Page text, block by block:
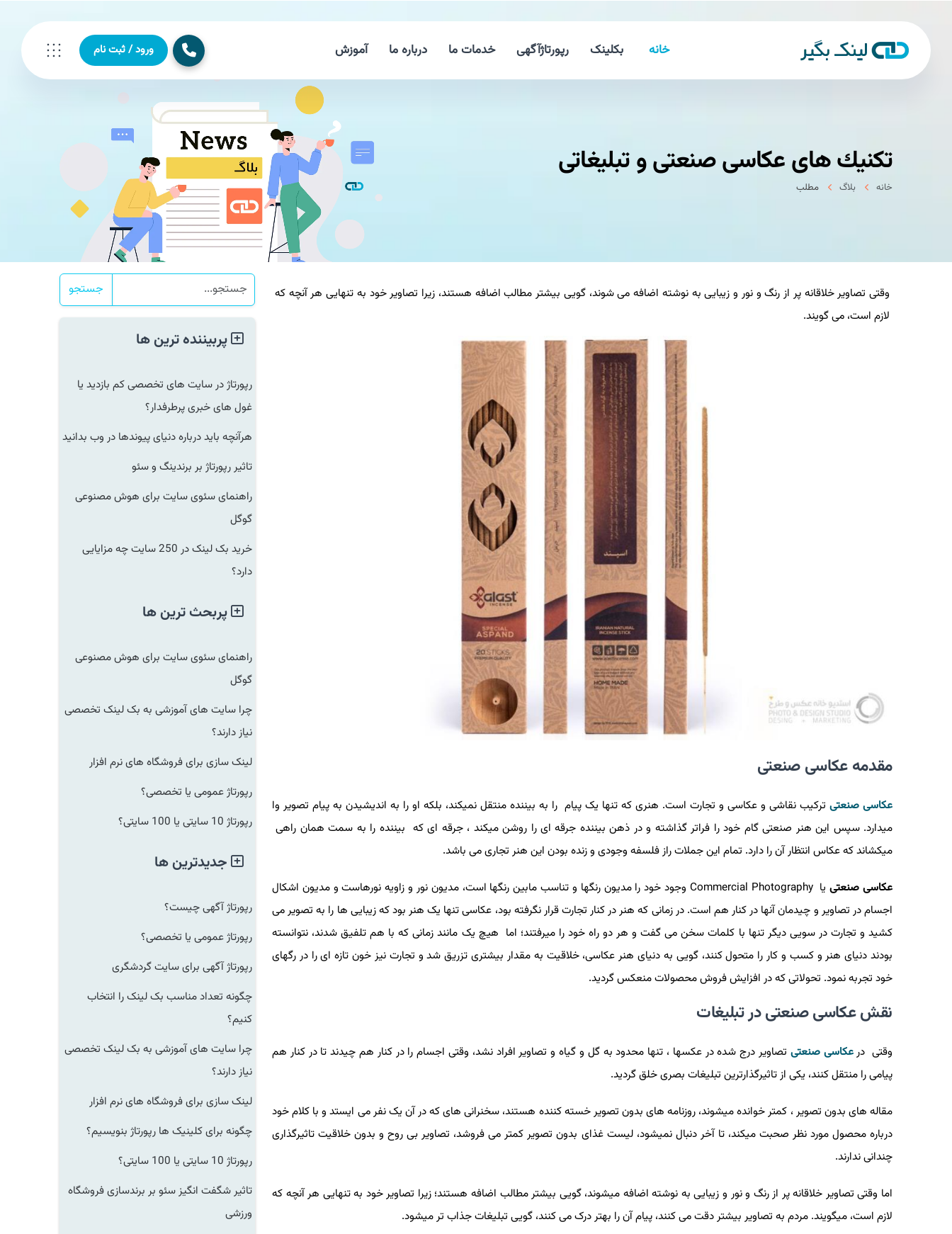
خانه بکلینک رپورتاژآگهی خدمات ما درباره ما آموزش ورود / ثبت نام
تكنیك های عكاسی صنعتی و تبلیغاتی
خانه بلاگ مطلب
وقتی تصاویر خلاقانه پر از رنگ و نور و زیبایی به نوشته اضافه می شوند، گویی بیشتر مطالب اضافه هستند، زیرا تصاویر خود به تنهایی هر آنچه كه
لازم است، می گویند.
مقدمه عکاسی صنعتی
عکاسی صنعتی ترکیب نقاشی و عکاسی و تجارت است. هنری که تنها یک پیام را به بیننده منتقل نمیکند، بلکه او را به اندیشیدن به پیام تصویر وا
میدارد. سپس این هنر صنعتی گام خود را فراتر گذاشته و در ذهن بیننده جرقه ای را روشن میکند ، جرقه ای که بیننده را به سمت همان راهی
میکشاند که عکاس انتظار آن را دارد. تمام این جملات راز فلسفه وجودی و زنده بودن این هنر تجاری می باشد.
عکاسی صنعتییاCommercial Photography وجود خود را مدیون رنگها و تناسب مابین رنگها است، مدیون نور و زاویه نورهاست و مدیون اشکال
اجسام در تصاویر و چیدمان آنها در کنار هم است. در زمانی که هنر در کنار تجارت قرار نگرفته بود، عکاسی تنها یک هنر بود که زیبایی ها را به تصویر می
کشید و تجارت در سویی دیگر تنها با کلمات سخن می گفت و هر دو راه خود را میرفتند؛ اما هیچ یک مانند زمانی که با هم تلفیق شدند، نتوانسته
بودند دنیای هنر و کسب و کار را متحول کنند، گویی به دنیای هنر عکاسی، خلاقیت به مقدار بیشتری تزریق شد و تجارت نیز خون تازه ای را در رگهای
خود تجربه نمود. تحولاتی که در افزایش فروش محصولات منعکس گردید.
نقش عکاسی صنعتی در تبلیغات
وقتی درعکاسی صنعتی تصاویر درج شده در عکسها ، تنها محدود به گل و گیاه و تصاویر افراد نشد، وقتی اجسام را در کنار هم چیدند تا در کنار هم
پیامی را منتقل کنند، یکی از تاثیرگذارترین تبلیغات بصری خلق گردید.
مقاله های بدون تصویر ، کمتر خوانده میشوند، روزنامه های بدون تصویر خسته کننده هستند، سخنرانی های که در آن یک نفر می ایستد و با کلام خود
درباره محصول مورد نظر صحبت میکند، تا آخر دنبال نمیشود، لیست غذای بدون تصویر کمتر می فروشد، تصاویر بی روح و بدون خلاقیت تاثیرگذاری
چندانی ندارند.
اما وقتی تصاویر خلاقانه پر از رنگ و نور و زیبایی به نوشته اضافه میشوند، گویی بیشتر مطالب اضافه هستند؛ زیرا تصاویر خود به تنهایی هر آنچه که
لازم است، میگویند. مردم به تصاویر بیشتر دقت می کنند، پیام آن را بهتر درک می کنند، گویی تبلیغات جذاب تر میشود.
جستجو
پربیننده ترین ها
رپورتاژ در سایت های تخصصی کم بازدید یا
غول های خبری پرطرفدار؟
هرآنچه باید درباره دنیای پیوندها در وب بدانید
تاثیر رپورتاژ بر برندینگ و سئو
راهنمای سئوی سایت برای هوش مصنوعی
گوگل
خرید بک لینک در 250 سایت چه مزایایی
دارد؟
پربحث ترین ها
راهنمای سئوی سایت برای هوش مصنوعی
گوگل
چرا سایت های آموزشی به بک لینک تخصصی
نیاز دارند؟
لینک سازی برای فروشگاه های نرم افزار
رپورتاژ عمومی یا تخصصی؟
رپورتاژ 10 سایتی یا 100 سایتی؟
جدیدترین ها
رپورتاژ آگهی چیست؟
رپورتاژ عمومی یا تخصصی؟
رپورتاژ آگهی برای سایت گردشگری
چگونه تعداد مناسب بک لینک را انتخاب
کنیم؟
چرا سایت های آموزشی به بک لینک تخصصی
نیاز دارند؟
لینک سازی برای فروشگاه های نرم افزار
چگونه برای کلینیک ها رپورتاژ بنویسیم؟
رپورتاژ 10 سایتی یا 100 سایتی؟
تاثیر شگفت انگیز سئو بر برندسازی فروشگاه
ورزشی